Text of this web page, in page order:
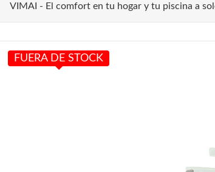
VIMAI - El comfort en tu hogar y tu piscina a
FUERA DE STOCK